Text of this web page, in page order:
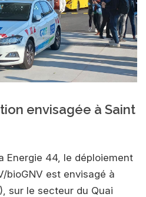
envisagée à Saint
Energie 44, le déploiement
bioGNV est envisagé à
sur le secteur du Quai